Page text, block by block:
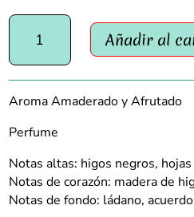
Spray
ambiente
Figue
Noire
Paris
cantidad
Añadir al
Aroma Amaderado y Afrutado
Perfume
Notas altas: higos negros,
Notas de corazón: madera de
Notas de fondo: ládano,